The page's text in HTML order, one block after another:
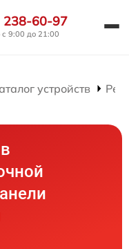
238-60-97
9:00 до 21:00
устройств